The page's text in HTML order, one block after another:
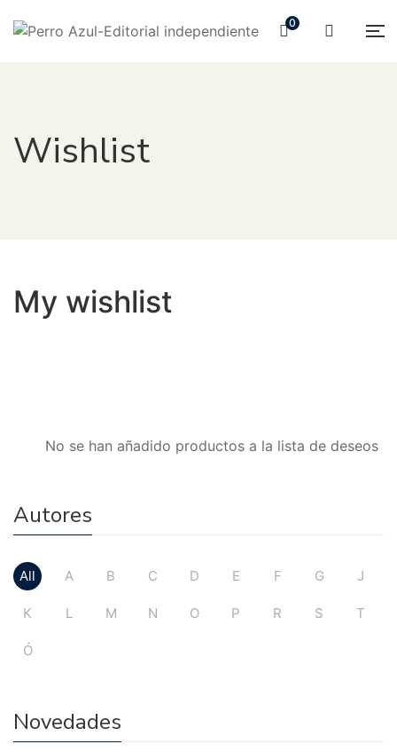
0
Wishlist
My wishlist
No se han añadido productos a la lista de deseos
Autores
All A B C D E F G J
K L M N O P R S T
Ó
Novedades